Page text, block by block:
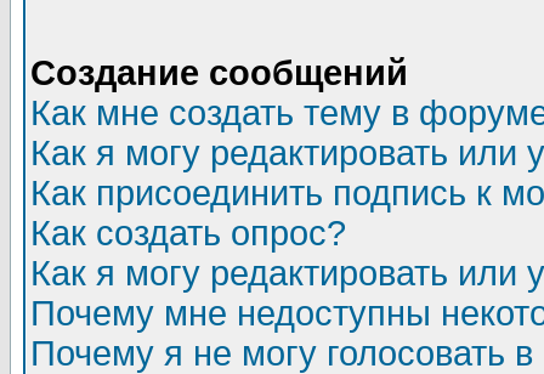
Создание сообщений
Как мне создать тему в
Как я могу редактировать или
Как присоединить подпись к
Как создать опрос?
Как я могу редактировать или
Почему мне недоступны
Почему я не могу голосовать